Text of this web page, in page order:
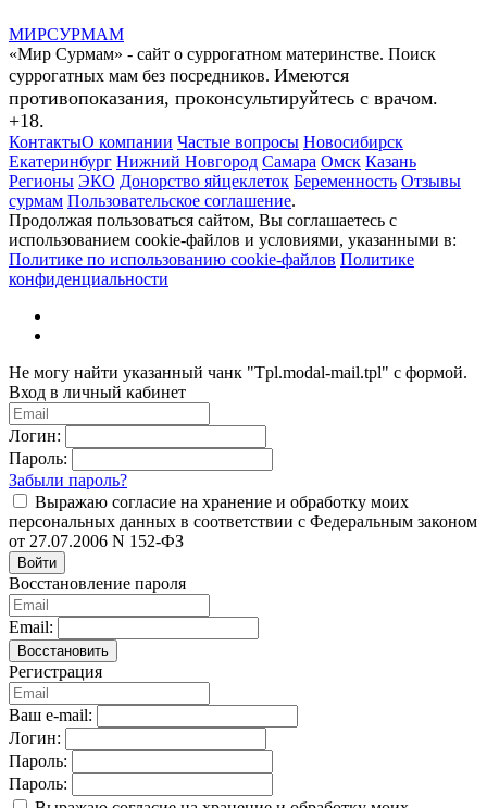
МИРСУРМАМ
«Мир Сурмам» - сайт о суррогатном материнстве. Поиск
суррогатных мам без посредников. Имеются
противопоказания, проконсультируйтесь с врачом.
+18.
КонтактыО компании Частые вопросы Новосибирск
Екатеринбург Нижний Новгород Самара Омск Казань
Регионы ЭКО Донорство яйцеклеток Беременность Отзывы
сурмам Пользовательское соглашение.
Продолжая пользоваться сайтом, Вы соглашаетесь с
использованием cookie-файлов и условиями, указанными в:
Политике по использованию cookie-файлов Политике
конфиденциальности
Не могу найти указанный чанк "Tpl.modal-mail.tpl" с формой.
Вход в личный кабинет
Логин:
Пароль:
Забыли пароль?
Выражаю согласие на хранение и обработку моих
персональных данных в соответствии с Федеральным законом
от 27.07.2006 N 152-ФЗ
Войти
Восстановление пароля
Email:
Восстановить
Регистрация
Ваш e-mail:
Логин:
Пароль:
Пароль: